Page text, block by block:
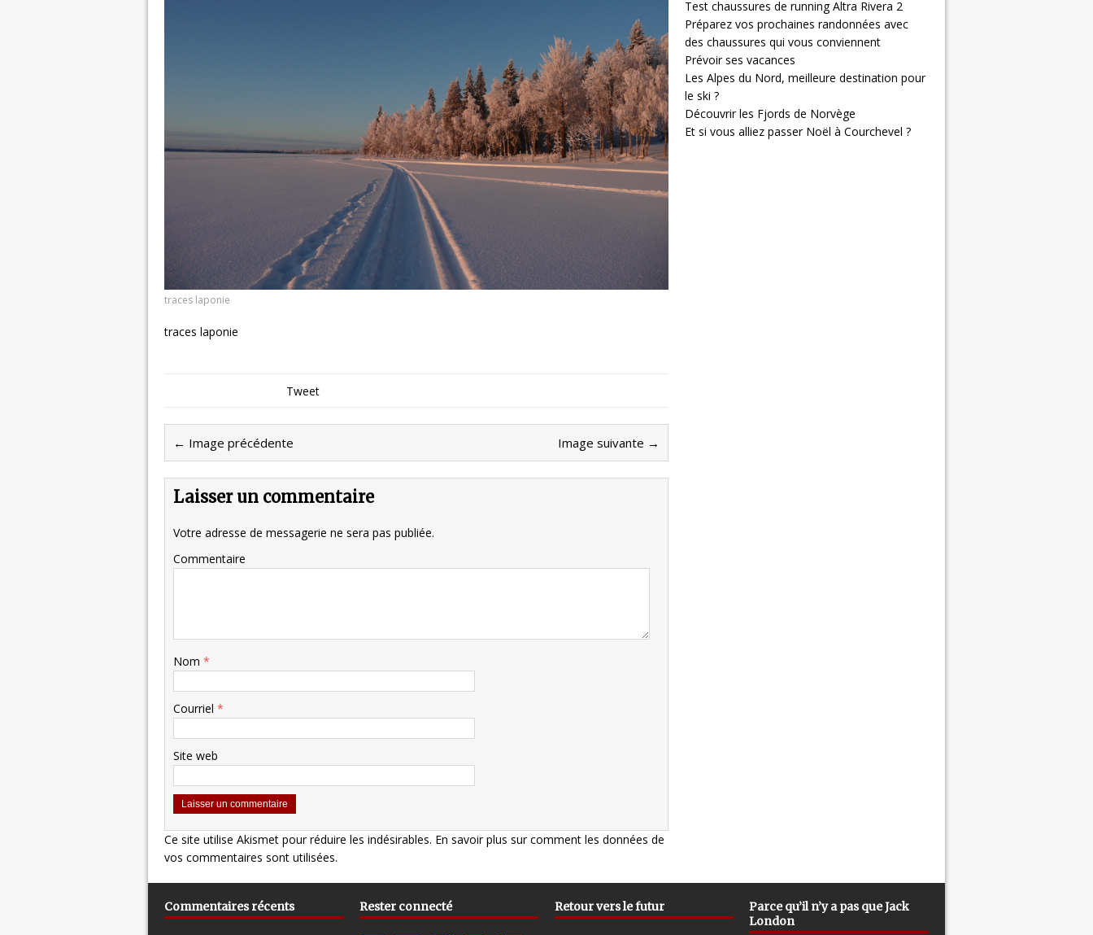
traces laponie
traces laponie
Tweet
← Image précédente Image suivante →
Laisser un commentaire
Votre adresse de messagerie ne sera pas publiée.
Commentaire
Nom *
Courriel *
Site web
Ce site utilise Akismet pour réduire les indésirables. En savoir plus sur comment les données de
vos commentaires sont utilisées.
Test chaussures de running Altra Rivera 2
Préparez vos prochaines randonnées avec
des chaussures qui vous conviennent
Prévoir ses vacances
Les Alpes du Nord, meilleure destination pour
le ski ?
Découvrir les Fjords de Norvège
Et si vous alliez passer Noël à Courchevel ?
Commentaires récents Rester connecté Retour vers le futur
Parce qu’il n’y a pas que Jack
London